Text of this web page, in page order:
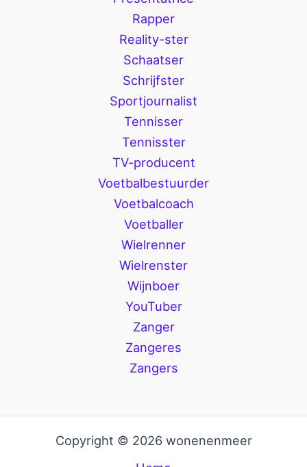
Rapper
Reality-ster
Schaatser
Schrijfster
Sportjournalist
Tennisser
Tennisster
TV-producent
Voetbalbestuurder
Voetbalcoach
Voetballer
Wielrenner
Wielrenster
Wijnboer
YouTuber
Zanger
Zangeres
Zangers
Copyright © 2026 wonenenmeer